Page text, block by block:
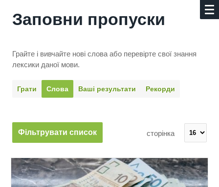
Заповни пропуски
Грайте і вивчайте нові слова або перевірте свої знання
лексики даної мови.
Грати Слова Ваші результати Рекорди
Фільтрувати список сторінка